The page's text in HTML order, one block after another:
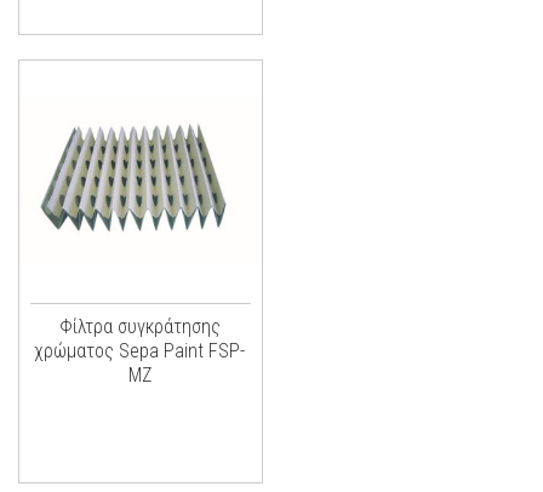
Φίλτρα συγκράτησης
χρώματος Sepa Paint FSP-
MZ